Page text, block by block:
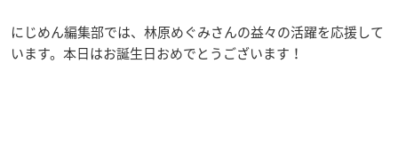
にじめん編集部では、林原めぐみさんの益々の活躍を応援して
います。本日はお誕生日おめでとうございます！